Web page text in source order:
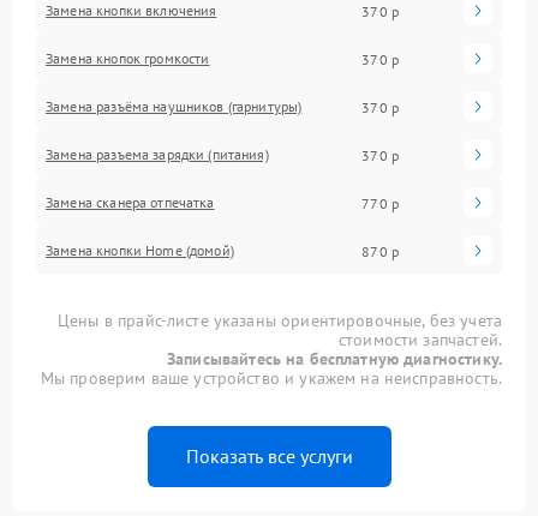
Замена кнопки включения 370 р
Замена кнопок громкости 370 р
Замена разъёма наушников (гарнитуры) 370 р
Замена разъема зарядки (питания) 370 р
Замена сканера отпечатка 770 р
Замена кнопки Home (домой) 870 р
Цены в прайс-листе указаны ориентировочные, без учета
стоимости запчастей.
Записывайтесь на бесплатную диагностику.
Мы проверим ваше устройство и укажем на неисправность.
Показать все услуги